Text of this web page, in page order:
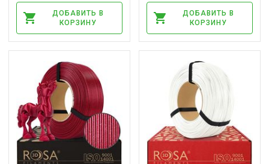
ДОБАВИТЬ В
КОРЗИНУ
ДОБАВИТЬ В
КОРЗИНУ